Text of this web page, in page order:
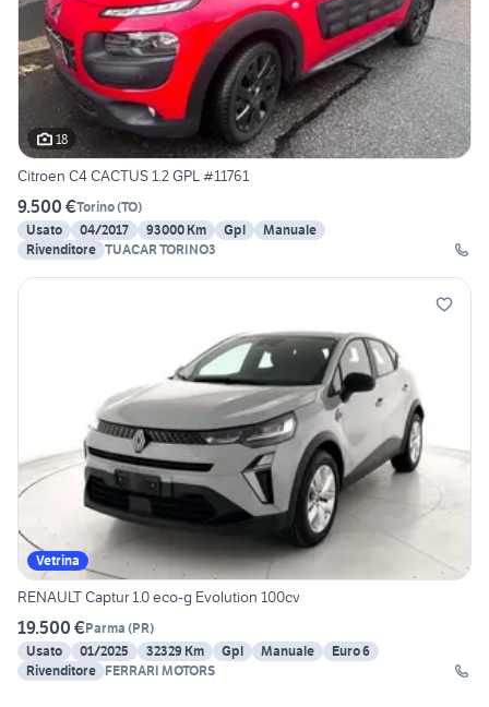
18
Citroen C4 CACTUS 1.2 GPL #11761
9.500 €Torino(TO)
Usato
04/2017 93000 Km Gpl
Manuale
Rivenditore TUACAR TORINO3
Vetrina
RENAULT Captur 1.0 eco-g Evolution 100cv
19.500 €Parma (PR)
Usato
01/2025 32329 Km Gpl Manuale
Euro 6
Rivenditore FERRARI MOTORS